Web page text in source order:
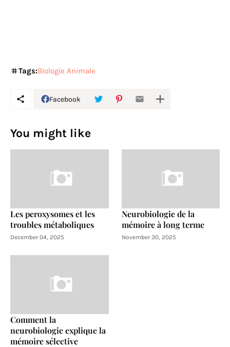
Tags:Biologie Animale
Facebook
You might like
Les peroxysomes et les
troubles métaboliques
December 04, 2025
Neurobiologie de la
mémoire à long terme
November 30, 2025
Comment la
neurobiologie explique la
mémoire sélective